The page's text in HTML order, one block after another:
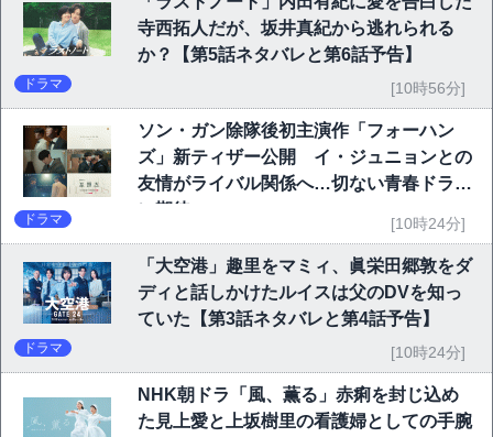
寺西拓人だが、坂井真紀から逃れられる
か？【第5話ネタバレと第6話予告】
ドラマ [10時56分]
ソン・ガン除隊後初主演作「フォーハン
ズ」新ティザー公開 イ・ジュニョンとの
友情がライバル関係へ…切ない青春ドラマ
に期待
ドラマ [10時24分]
「大空港」趣里をマミィ、眞栄田郷敦をダ
ディと話しかけたルイスは父のDVを知っ
ていた【第3話ネタバレと第4話予告】
ドラマ [10時24分]
NHK朝ドラ「風、薫る」赤痢を封じ込め
た見上愛と上坂樹里の看護婦としての手腕